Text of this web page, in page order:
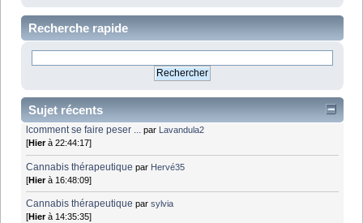
Recherche rapide
Sujet récents
lcomment se faire peser ... par Lavandula2
[Hierà 22:44:17]
Cannabis thérapeutique par Hervé35
[Hierà 16:48:09]
Cannabis thérapeutique parsylvia
[Hierà 14:35:35]